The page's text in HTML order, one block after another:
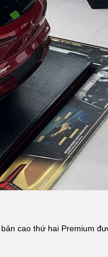
cao thứ hai Premium